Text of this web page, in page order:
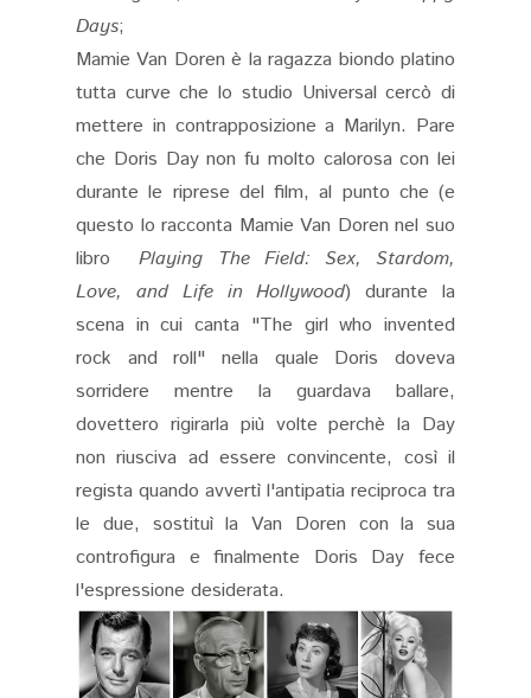
Days;
Mamie Van Doren è la ragazza biondo platino
tutta curve che lo studio Universal cercò di
mettere in contrapposizione a Marilyn. Pare
che Doris Day non fu molto calorosa con lei
durante le riprese del film, al punto che (e
questo lo racconta Mamie Van Doren nel suo
libroPlaying The Field: Sex, Stardom,
Love, and Life in Hollywood) durante la
scena in cui canta "The girl who invented
rock and roll" nella quale Doris doveva
sorridere mentre la guardava ballare,
dovettero rigirarla più volte perchè la Day
non riusciva ad essere convincente, così il
regista quando avvertì l'antipatia reciproca tra
le due, sostituì la Van Doren con la sua
controfigura e finalmente Doris Day fece
l'espressione desiderata.